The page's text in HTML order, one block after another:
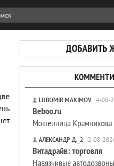
ДОБАВИТЬ
LUBOMIR MAXIMOV 4-08-
Beboo.ru
Мошенница Крамникова
АЛЕКСАНДР Д._2 2-08-
Витадрайв: торговля
Навязчивые